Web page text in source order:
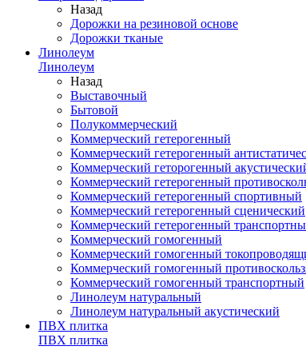
Назад
Дорожки на резиновой основе
Дорожки тканые
Линолеум
Линолеум
Назад
Выставочный
Бытовой
Полукоммерческий
Коммерческий гетерогенный
Коммерческий гетерогенный
Коммерческий геторогенный
Коммерческий гетерогенный
Коммерческий гетерогенный спортивный
Коммерческий гетерогенный сценический
Коммерческий гетерогенный
Коммерческий гомогенный
Коммерческий гомогенный
Коммерческий гомогенный
Коммерческий гомогенный транспортный
Линолеум натуральный
Линолеум натуральный акустический
ПВХ плитка
ПВХ плитка